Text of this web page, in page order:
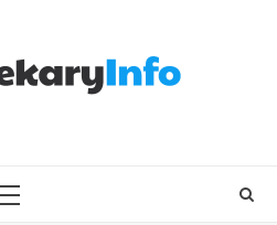
PRIMARY